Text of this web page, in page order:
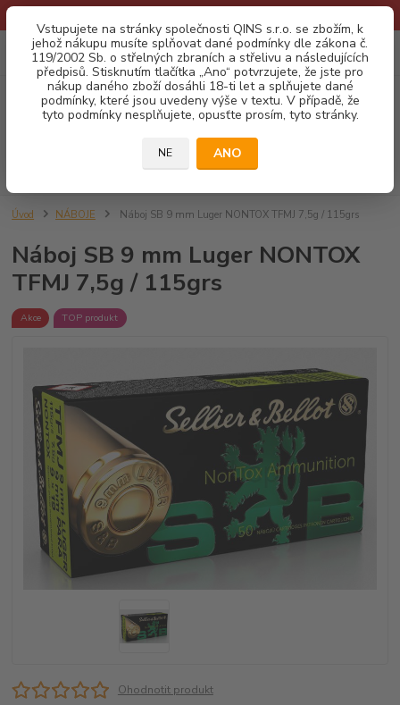
Vstupujete na stránky společnosti QINS s.r.o. se zbožím, k
jehož nákupu musíte splňovat dané podmínky dle zákona č.
119/2002 Sb. o střelných zbraních a střelivu a následujících
předpisů. Stisknutím tlačítka „Ano“ potvrzujete, že jste pro
nákup daného zboží dosáhli 18-ti let a splňujete dané
podmínky, které jsou uvedeny výše v textu. V případě, že
tyto podmínky nesplňujete, opusťte prosím, tyto stránky.
NE ANO
Menu
CZK 0
za0,00 Kč
Úvod NÁBOJE Náboj SB 9 mm Luger NONTOX TFMJ 7,5g / 115grs
Náboj SB 9 mm Luger NONTOX
TFMJ 7,5g / 115grs
Akce TOP produkt
Ohodnotit produkt